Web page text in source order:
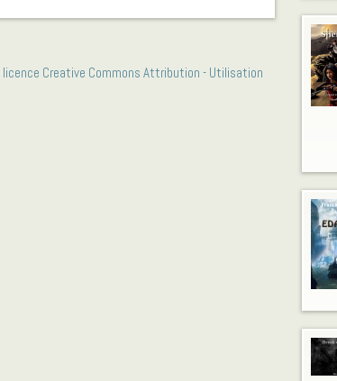
licence Creative Commons Attribution - Utilisation